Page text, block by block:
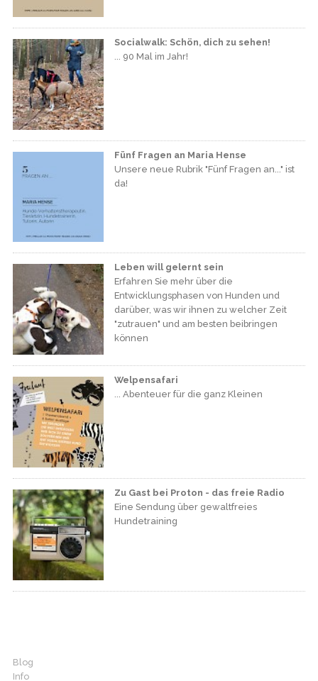
Socialwalk: Schön, dich zu sehen!
... 90 Mal im Jahr!
Fünf Fragen an Maria Hense
Unsere neue Rubrik "Fünf Fragen an..." ist
da!
Leben will gelernt sein
Erfahren Sie mehr über die
Entwicklungsphasen von Hunden und
darüber, was wir ihnen zu welcher Zeit
"zutrauen" und am besten beibringen
können
Welpensafari
... Abenteuer für die ganz Kleinen
Zu Gast bei Proton - das freie Radio
Eine Sendung über gewaltfreies
Hundetraining
Blog
Info